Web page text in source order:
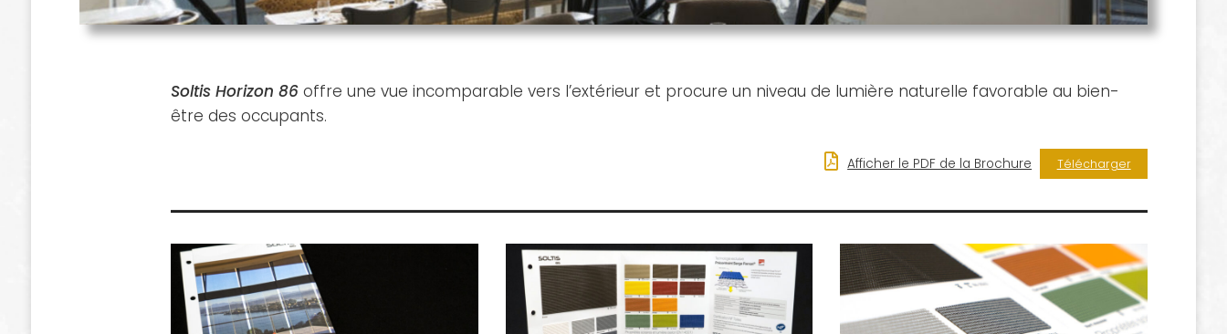
Soltis Horizon 86offre une vue incomparable vers l’extérieur et procure un niveau de lumière naturelle favorable au bien-
être des occupants.
Afficher le PDF de la Brochure Télécharger